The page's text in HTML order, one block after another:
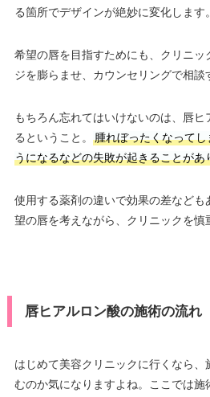
る箇所でデザインが絶妙に変化します。
希望の唇を目指すためにも、クリニッ
ジを膨らませ、カウンセリングで相談
もちろん忘れてはいけないのは、唇
るということ。
腫れぼったくなって
うになるなどの失敗が起きることがあ
使用する薬剤の違いで効果の差など
望の唇を考えながら、クリニックを慎
唇ヒアルロン酸の施術の流れ
はじめて美容クリニックに行くなら
むのか気になりますよね。ここでは施